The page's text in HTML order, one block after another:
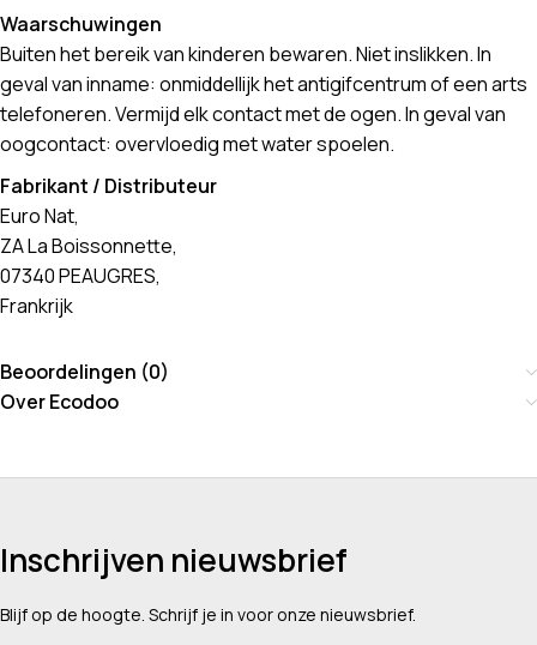
Waarschuwingen
Buiten het bereik van kinderen bewaren. Niet inslikken. In
geval van inname: onmiddellijk het antigifcentrum of een arts
telefoneren. Vermijd elk contact met de ogen. In geval van
oogcontact: overvloedig met water spoelen.
Fabrikant / Distributeur
Euro Nat,
ZA La Boissonnette,
07340 PEAUGRES,
Frankrijk
Beoordelingen (0)
Over Ecodoo
Inschrijven nieuwsbrief
Blijf op de hoogte. Schrijf je in voor onze nieuwsbrief.